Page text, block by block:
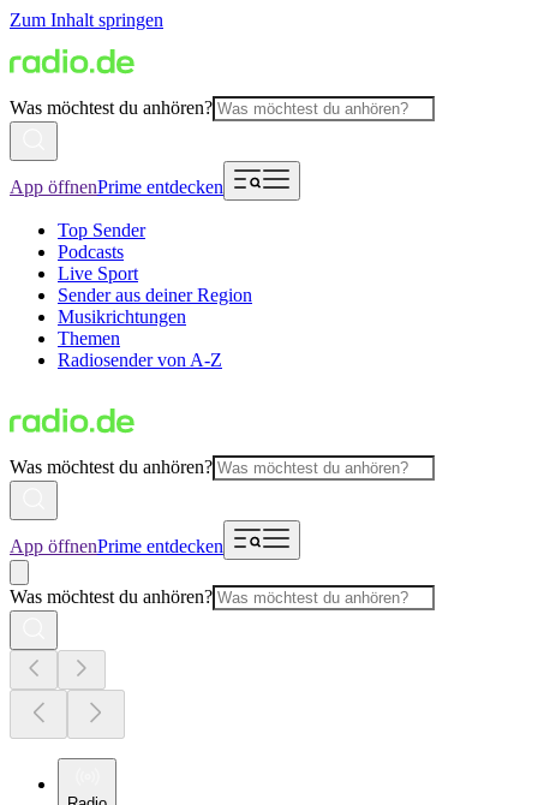
Zum Inhalt springen
Was möchtest du anhören?
App öffnenPrime entdecken
Top Sender
Podcasts
Live Sport
Sender aus deiner Region
Musikrichtungen
Themen
Radiosender von A-Z
Was möchtest du anhören?
App öffnenPrime entdecken
Was möchtest du anhören?